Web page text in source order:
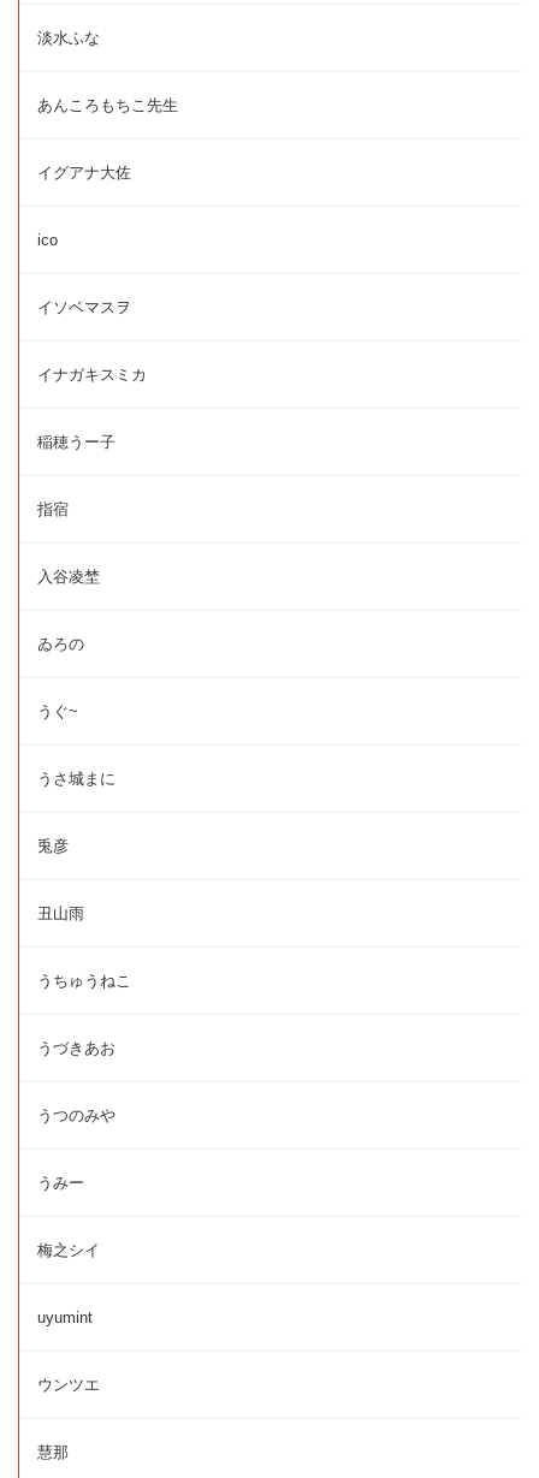
淡水ふな
あんころもちこ先生
イグアナ大佐
ico
イソベマスヲ
イナガキスミカ
稲穂うー子
指宿
入谷凌埜
ゐろの
うぐ~
うさ城まに
兎彦
丑山雨
うちゅうねこ
うづきあお
うつのみや
うみー
梅之シイ
uyumint
ウンツエ
慧那